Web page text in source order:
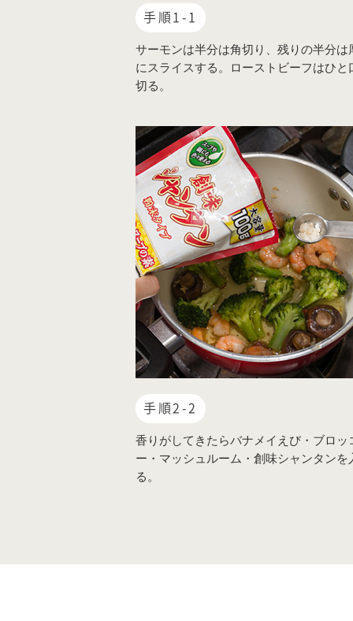
手順1-1
サーモンは半分は角切り、残りの半分は
にスライスする。ローストビーフはひと
切る。
手順2-2
香りがしてきたらバナメイえび・ブロッ
ー・マッシュルーム・創味シャンタンを
る。